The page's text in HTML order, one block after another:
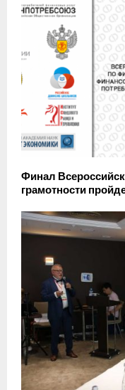
Финал
грамотности